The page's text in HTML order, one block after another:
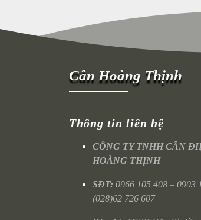
Cân Hoàng Thịnh
Thông tin liên hệ
CÔNG TY TNHH CÂN
HOÀNG THỊNH
SĐT: 0966 105 408 – 0903
(028)62 726 607